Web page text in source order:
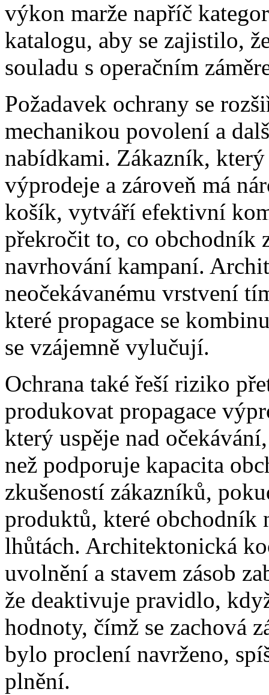
výkon marže napříč
katalogu, aby se zajistilo,
souladu s operačním
Požadavek ochrany se
mechanikou povolení a
nabídkami. Zákazník,
výprodeje a zároveň má
košík, vytváří efektivní
překročit to, co obchodník
navrhování kampaní.
neočekávanému vrstvení
které propagace se
se vzájemně vylučují.
Ochrana také řeší riziko
produkovat propagace
který uspěje nad
než podporuje kapacita
zkušeností zákazníků,
produktů, které obchodník
lhůtách. Architektonická
uvolnění a stavem zásob
že deaktivuje pravidlo,
hodnoty, čímž se zachová
bylo proclení navrženo,
plnění.